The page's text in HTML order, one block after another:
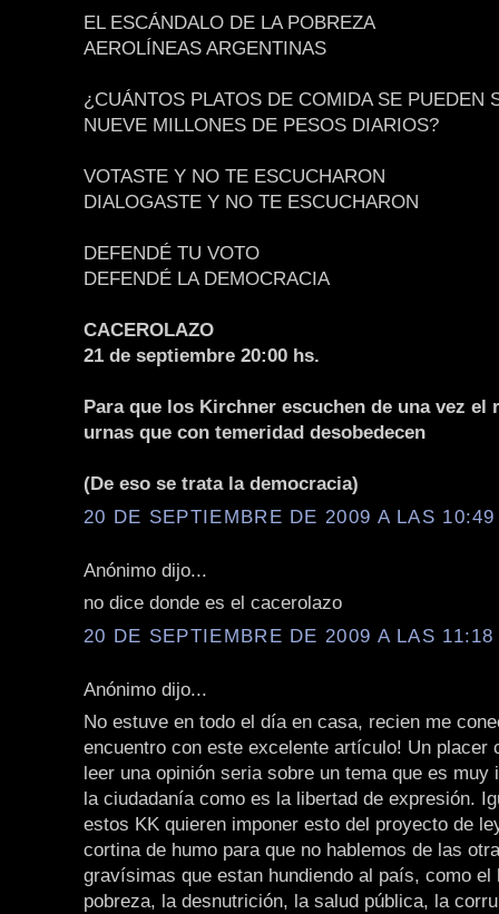
EL ESCÁNDALO DE LA POBREZA
AEROLÍNEAS ARGENTINAS
¿CUÁNTOS PLATOS DE COMIDA SE PUEDEN
NUEVE MILLONES DE PESOS DIARIOS?
VOTASTE Y NO TE ESCUCHARON
DIALOGASTE Y NO TE ESCUCHARON
DEFENDÉ TU VOTO
DEFENDÉ LA DEMOCRACIA
CACEROLAZO
21 de septiembre 20:00 hs.
Para que los Kirchner escuchen de una vez el
urnas que con temeridad desobedecen
(De eso se trata la democracia)
20 DE SEPTIEMBRE DE 2009 A LAS 10:49
Anónimo dijo...
no dice donde es el cacerolazo
20 DE SEPTIEMBRE DE 2009 A LAS 11:18
Anónimo dijo...
No estuve en todo el día en casa, recien me
encuentro con este excelente artículo! Un placer
leer una opinión seria sobre un tema que es muy
la ciudadanía como es la libertad de expresión.
estos KK quieren imponer esto del proyecto de
cortina de humo para que no hablemos de las
gravísimas que estan hundiendo al país, como el
pobreza, la desnutrición, la salud pública, la